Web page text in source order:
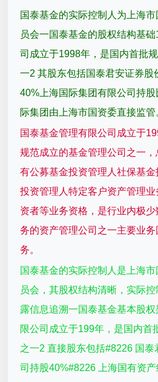
国泰基金的实际控制人为上海
员会一国泰基金的股权结构基
司成立于1998年，是国内首批
一2 其股东包括国泰君安证券股
40%上海国际集团有限公司持
际集团由上海市国资委直接监管
国泰基金管理有限公司成立于
规范成立的基金管理公司之一
有公募基金投资管理人社保基
投资管理人特定客户资产管理
资者等业务资格，是行业内极
务的资产管理公司之一主要业
务。
国泰基金的实际控制人是上海
员会，其股权结构清晰，实际
露信息追溯一国泰基金基本股
限公司成立于199年，是国内首
之一2 直接股东包括#8226 国
司持股40%#8226 上海国有资产